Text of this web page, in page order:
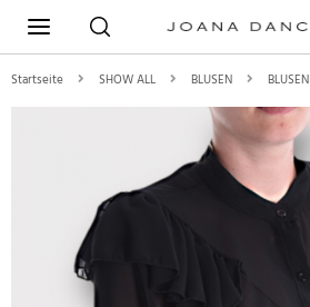
Startseite SHOW ALL BLUSEN BLUSEN